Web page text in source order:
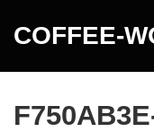
COFFEE-